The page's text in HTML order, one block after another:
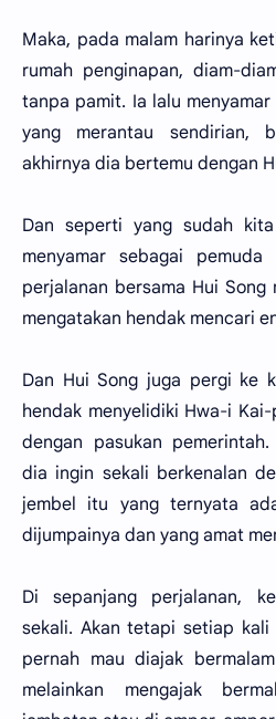
Maka, pada malam harinya
rumah penginapan, diam-
tanpa pamit. Ia lalu
yang merantau sendirian,
akhirnya dia bertemu dengan
Dan seperti yang sudah
menyamar sebagai
perjalanan bersama Hui Song
mengatakan hendak mencari
Dan Hui Song juga pergi ke
hendak menyelidiki Hwa-i
dengan pasukan
dia ingin sekali berkenalan
jembel itu yang ternyata
dijumpainya dan yang amat
Di sepanjang perjalanan,
sekali. Akan tetapi setiap
pernah mau diajak
melainkan mengajak